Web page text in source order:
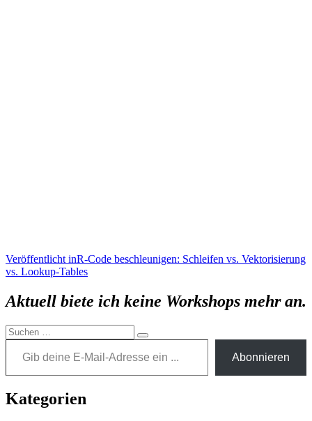
Beitragsnavigation
Veröffentlicht inR-Code beschleunigen: Schleifen vs. Vektorisierung
vs. Lookup-Tables
Aktuell biete ich keine Workshops mehr an.
Suchen
nach:
Suchen
Gib deine E-Mail-Adresse ein ...
Abonnieren
Kategorien